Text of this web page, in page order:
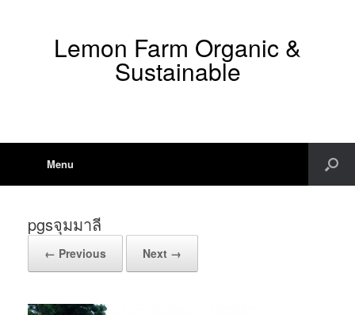
Lemon Farm Organic &
Sustainable
Menu
pgsจุมมาลี
← Previous Next →